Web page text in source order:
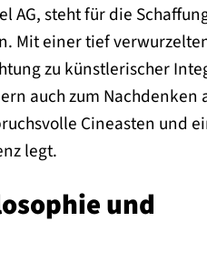
steht für die
Mit einer tief
zu künstlerischer
auch zum Nachdenken
Cineasten und
legt.
und